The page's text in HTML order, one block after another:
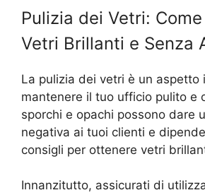
Pulizia dei Vetri:
Vetri Brillanti e Senza
La pulizia dei vetri è un aspetto
mantenere il tuo ufficio pulito e
sporchi e opachi possono dare
negativa ai tuoi clienti e
consigli per ottenere vetri
Innanzitutto, assicurati di